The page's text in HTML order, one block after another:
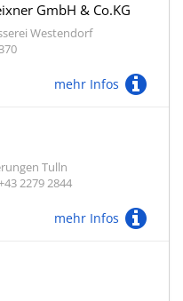
GmbH & Co.KG
Westendorf
mehr Infos
Tulln
2279 2844
mehr Infos